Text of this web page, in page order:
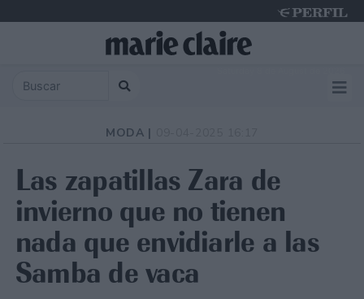
MODA |
Las zapatillas Zara de
invierno que no tienen
nada que envidiarle a las
Samba de vaca